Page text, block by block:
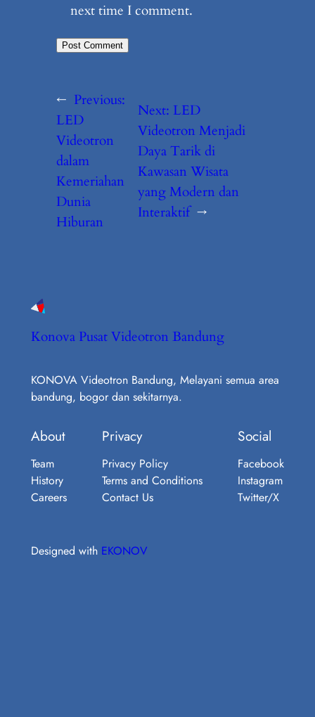
next time I comment.
← Previous:
LED
Videotron
dalam
Kemeriahan
Dunia
Hiburan
Next: LED
Videotron Menjadi
Daya Tarik di
Kawasan Wisata
yang Modern dan
Interaktif →
Konova Pusat Videotron Bandung
KONOVA Videotron Bandung, Melayani semua area
bandung, bogor dan sekitarnya.
About
Team
History
Careers
Privacy
Privacy Policy
Terms and Conditions
Contact Us
Social
Facebook
Instagram
Twitter/X
Designed with EKONOV